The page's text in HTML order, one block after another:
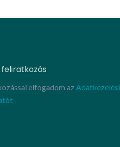
elfogadom az Adatkezelési